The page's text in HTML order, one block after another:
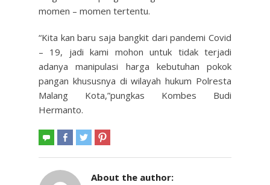
momen – momen tertentu.
“Kita kan baru saja bangkit dari pandemi Covid
– 19, jadi kami mohon untuk tidak terjadi
adanya manipulasi harga kebutuhan pokok
pangan khususnya di wilayah hukum Polresta
Malang Kota,”pungkas Kombes Budi
Hermanto.
About the author: